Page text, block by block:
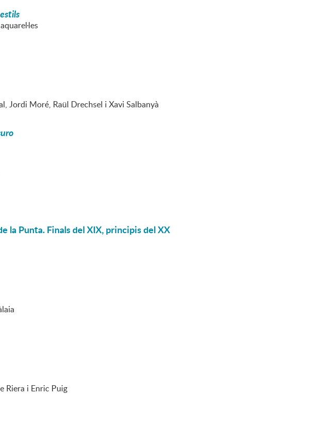
Jordi Moré, Raül Drechsel i Xavi Salbanyà
la Punta. Finals del XIX, principis del XX
Riera i Enric Puig